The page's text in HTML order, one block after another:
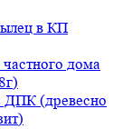
в КП
дома
ДПК (древесно